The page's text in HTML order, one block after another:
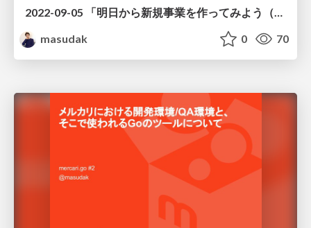
2022-09-05 「明日から新規事業を作ってみよう（実践編）」トヨタ車体株式会社様ウェビナー
masudak
0 70